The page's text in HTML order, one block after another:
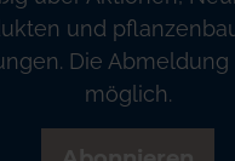
und
Die Abmeldung
möglich.